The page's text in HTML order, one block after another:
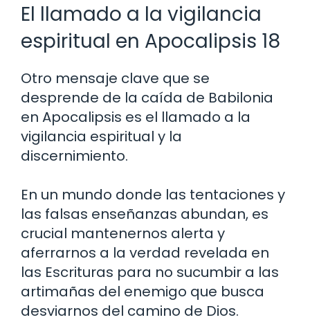
El llamado a la vigilancia
espiritual en Apocalipsis 18
Otro mensaje clave que se
desprende de la caída de Babilonia
en Apocalipsis es el llamado a la
vigilancia espiritual y la
discernimiento.
En un mundo donde las tentaciones y
las falsas enseñanzas abundan, es
crucial mantenernos alerta y
aferrarnos a la verdad revelada en
las Escrituras para no sucumbir a las
artimañas del enemigo que busca
desviarnos del camino de Dios.